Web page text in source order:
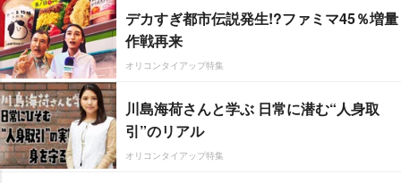
デカすぎ都市伝説発生!?ファミマ45％増量
作戦再来
オリコンタイアップ特集
川島海荷さんと学ぶ 日常に潜む“人身取
引”のリアル
オリコンタイアップ特集